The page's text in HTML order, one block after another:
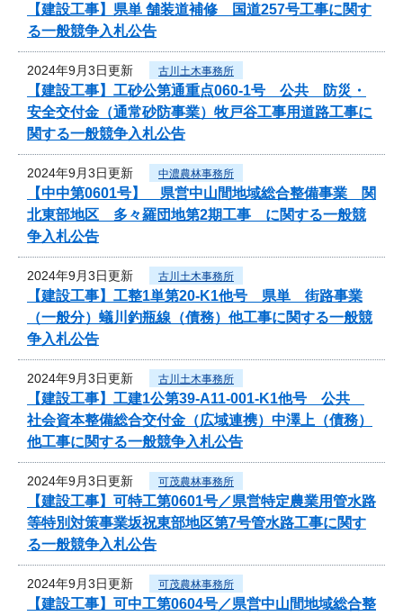
【建設工事】県単 舗装道補修 国道257号工事に関す
る一般競争入札公告
2024年9月3日更新 古川土木事務所
【建設工事】工砂公第通重点060-1号 公共 防災・
安全交付金（通常砂防事業）牧戸谷工事用道路工事に
関する一般競争入札公告
2024年9月3日更新 中濃農林事務所
【中中第0601号】 県営中山間地域総合整備事業 関
北東部地区 多々羅団地第2期工事 に関する一般競
争入札公告
2024年9月3日更新 古川土木事務所
【建設工事】工整1単第20-K1他号 県単 街路事業
（一般分）蟻川釣瓶線（債務）他工事に関する一般競
争入札公告
2024年9月3日更新 古川土木事務所
【建設工事】工建1公第39-A11-001-K1他号 公共
社会資本整備総合交付金（広域連携）中澤上（債務）
他工事に関する一般競争入札公告
2024年9月3日更新 可茂農林事務所
【建設工事】可特工第0601号／県営特定農業用管水路
等特別対策事業坂祝東部地区第7号管水路工事に関す
る一般競争入札公告
2024年9月3日更新 可茂農林事務所
【建設工事】可中工第0604号／県営中山間地域総合整